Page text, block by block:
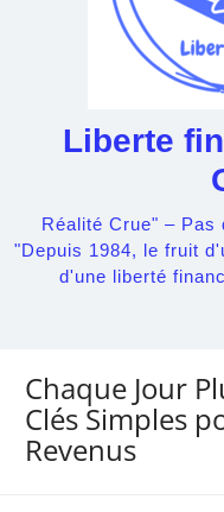
Liberte
Réalité Crue" –
"Depuis 1984, le fruit
d'une liberté
Chaque Jour
Clés Simples
Revenus